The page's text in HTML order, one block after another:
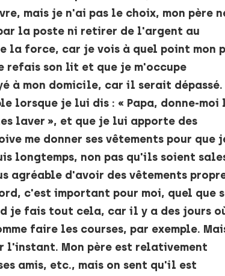
mais je n'ai pas le choix, mon père
la poste ni retirer de l'argent au
la force, car je vois à quel point mon
refais son lit et que je m'occupe
à mon domicile, car il serait dépassé.
lorsque je lui dis : « Papa, donne-moi
laver », et que je lui apporte des
me donner ses vêtements pour que
longtemps, non pas qu'ils soient
agréable d'avoir des vêtements
c'est important pour moi, quel que
je fais tout cela, car il y a des jours
faire les courses, par exemple.
l'instant. Mon père est relativement
amis, etc., mais on sent qu'il est